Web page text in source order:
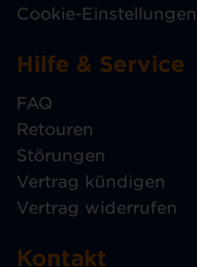
Cookie-Einstellungen
Hilfe & Service
FAQ
Retouren
Störungen
Vertrag kündigen
Vertrag widerrufen
Kontakt